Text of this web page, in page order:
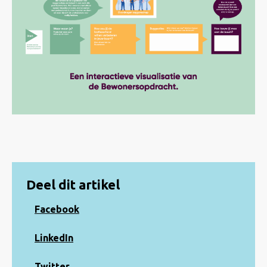
Deel dit artikel
Share
Facebook
Facebook
Share
LinkedIn